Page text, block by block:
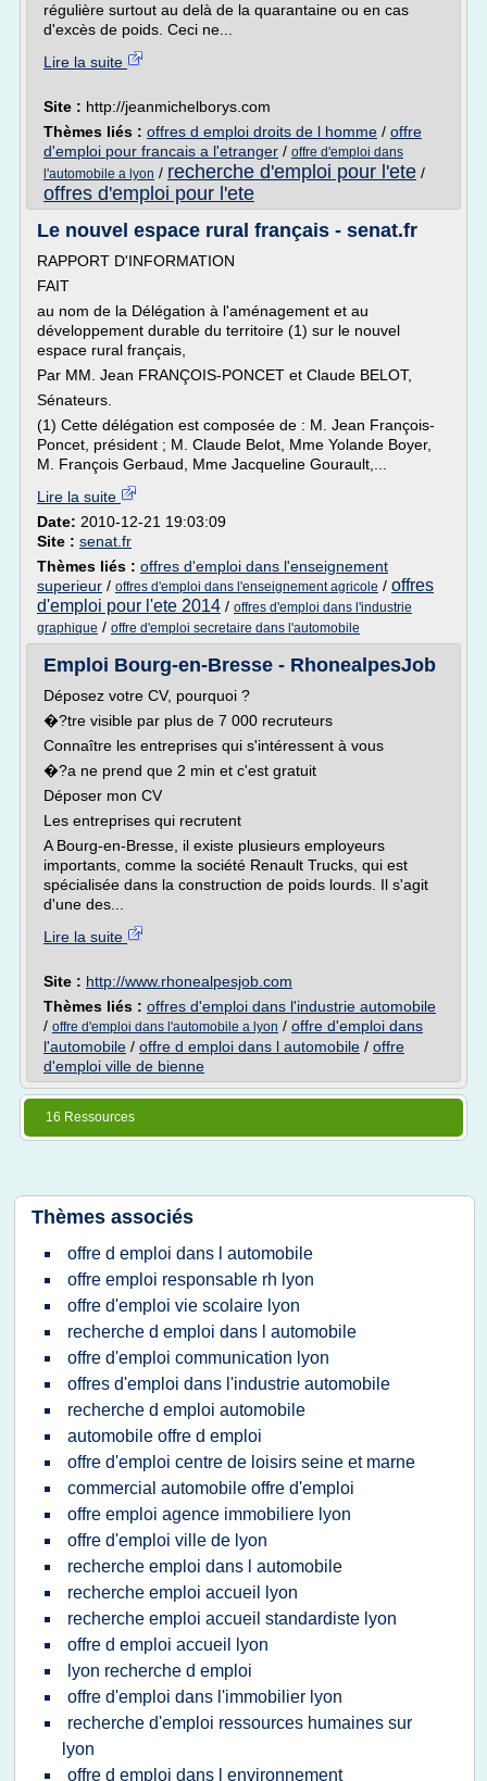
régulière surtout au delà de la quarantaine ou en cas
d'excès de poids. Ceci ne...
Lire la suite
Site : http://jeanmichelborys.com
Thèmes liés : offres d emploi droits de l homme / offre
d'emploi pour francais a l'etranger / offre d'emploi dans
l'automobile a lyon / recherche d'emploi pour l'ete /
offres d'emploi pour l'ete
Le nouvel espace rural français - senat.fr
RAPPORT D'INFORMATION
FAIT
au nom de la Délégation à l'aménagement et au
développement durable du territoire (1) sur le nouvel
espace rural français,
Par MM. Jean FRANÇOIS-PONCET et Claude BELOT,
Sénateurs.
(1) Cette délégation est composée de : M. Jean François-
Poncet, président ; M. Claude Belot, Mme Yolande Boyer,
M. François Gerbaud, Mme Jacqueline Gourault,...
Lire la suite
Date: 2010-12-21 19:03:09
Site : senat.fr
Thèmes liés : offres d'emploi dans l'enseignement
superieur / offres d'emploi dans l'enseignement agricole / offres
d'emploi pour l'ete 2014 / offres d'emploi dans l'industrie
graphique / offre d'emploi secretaire dans l'automobile
Emploi Bourg-en-Bresse - RhonealpesJob
Déposez votre CV, pourquoi ?
�?tre visible par plus de 7 000 recruteurs
Connaître les entreprises qui s'intéressent à vous
�?a ne prend que 2 min et c'est gratuit
Déposer mon CV
Les entreprises qui recrutent
A Bourg-en-Bresse, il existe plusieurs employeurs
importants, comme la société Renault Trucks, qui est
spécialisée dans la construction de poids lourds. Il s'agit
d'une des...
Lire la suite
Site : http://www.rhonealpesjob.com
Thèmes liés : offres d'emploi dans l'industrie automobile
/ offre d'emploi dans l'automobile a lyon / offre d'emploi dans
l'automobile / offre d emploi dans l automobile / offre
d'emploi ville de bienne
16 Ressources
Thèmes associés
offre d emploi dans l automobile
offre emploi responsable rh lyon
offre d'emploi vie scolaire lyon
recherche d emploi dans l automobile
offre d'emploi communication lyon
offres d'emploi dans l'industrie automobile
recherche d emploi automobile
automobile offre d emploi
offre d'emploi centre de loisirs seine et marne
commercial automobile offre d'emploi
offre emploi agence immobiliere lyon
offre d'emploi ville de lyon
recherche emploi dans l automobile
recherche emploi accueil lyon
recherche emploi accueil standardiste lyon
offre d emploi accueil lyon
lyon recherche d emploi
offre d'emploi dans l'immobilier lyon
recherche d'emploi ressources humaines sur
lyon
offre d emploi dans l environnement